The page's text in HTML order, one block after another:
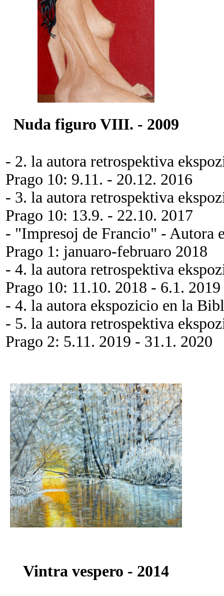
Nuda figuro VIII. - 2009
- 2. la autora retrospektiva
Prago 10: 9.11. - 20.12. 2016
- 3. la autora retrospektiva
Prago 10: 13.9. - 22.10. 2017
- "Impresoj de Francio" - Autora
Prago 1: januaro-februaro 2018
- 4. la autora retrospektiva
Prago 10: 11.10. 2018 - 6.1. 2019
- 4. la autora ekspozicio en la
- 5. la autora retrospektiva
Prago 2: 5.11. 2019 - 31.1. 2020
Vintra vespero - 2014